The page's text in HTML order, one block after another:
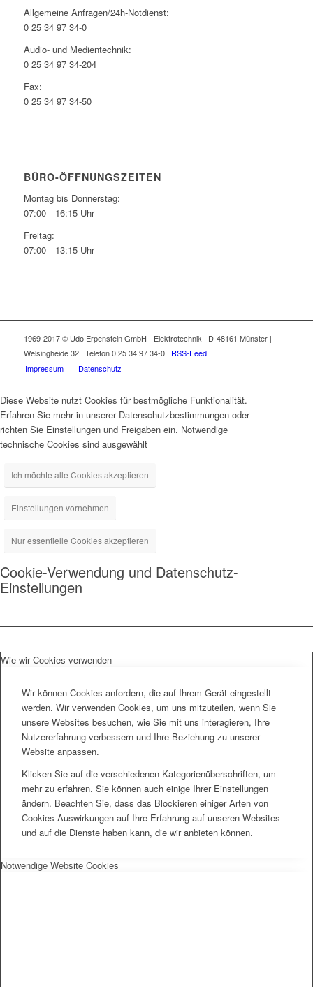
Allgemeine Anfragen/24h-Notdienst:
0 25 34 97 34-0
Audio- und Medientechnik:
0 25 34 97 34-204
Fax:
0 25 34 97 34-50
BÜRO-ÖFFNUNGSZEITEN
Montag bis Donnerstag:
07:00 – 16:15 Uhr
Freitag:
07:00 – 13:15 Uhr
1969-2017 © Udo Erpenstein GmbH - Elektrotechnik | D-48161 Münster |
Welsingheide 32 | Telefon 0 25 34 97 34-0 | RSS-Feed
Impressum
Datenschutz
Diese Website nutzt Cookies für bestmögliche Funktionalität.
Erfahren Sie mehr in unserer Datenschutzbestimmungen oder
richten Sie Einstellungen und Freigaben ein. Notwendige
technische Cookies sind ausgewählt
Ich möchte alle Cookies akzeptieren
Einstellungen vornehmen
Nur essentielle Cookies akzeptieren
Cookie-Verwendung und Datenschutz-
Einstellungen
Wie wir Cookies verwenden
Wir können Cookies anfordern, die auf Ihrem Gerät eingestellt
werden. Wir verwenden Cookies, um uns mitzuteilen, wenn Sie
unsere Websites besuchen, wie Sie mit uns interagieren, Ihre
Nutzererfahrung verbessern und Ihre Beziehung zu unserer
Website anpassen.
Klicken Sie auf die verschiedenen Kategorienüberschriften, um
mehr zu erfahren. Sie können auch einige Ihrer Einstellungen
ändern. Beachten Sie, dass das Blockieren einiger Arten von
Cookies Auswirkungen auf Ihre Erfahrung auf unseren Websites
und auf die Dienste haben kann, die wir anbieten können.
Notwendige Website Cookies